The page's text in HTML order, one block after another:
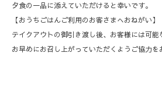
夕食の一品に添えていただけると幸いです。
【おうちごはんご利用のお客さまへおねがい】
テイクアウトの御引き渡し後、お客様には可能
お早めにお召し上がっていただくようご協力を